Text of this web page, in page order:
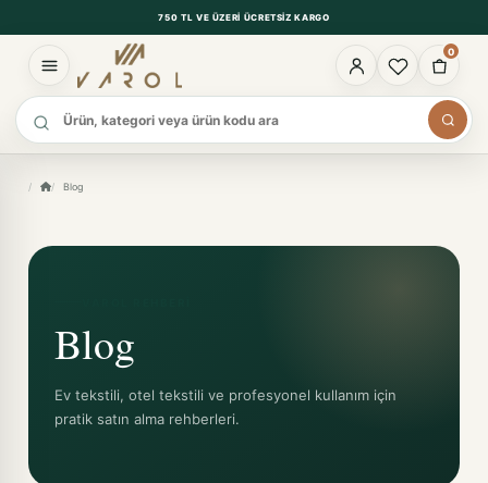
750 TL VE ÜZERI ÜCRETSIZ KARGO
0
Ürün ara
Blog
Blog
Ev tekstili, otel tekstili ve profesyonel kullanım için
pratik satın alma rehberleri.